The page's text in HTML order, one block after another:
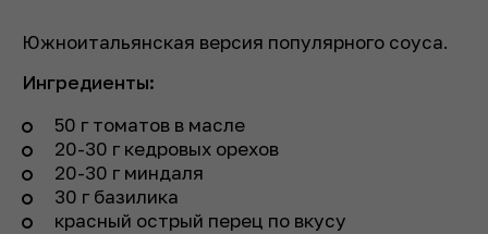
Южноитальянская версия популярного соуса.
Ингредиенты:
50 г томатов в масле
20-30 г кедровых орехов
20-30 г миндаля
30 г базилика
красный острый перец по вкусу